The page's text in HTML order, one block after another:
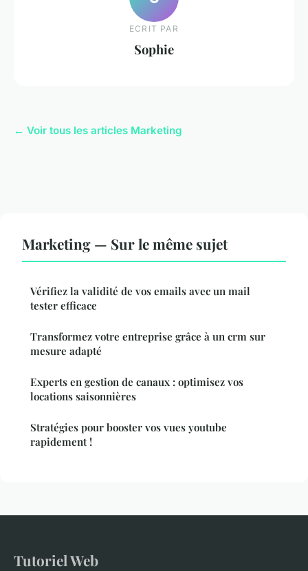
ECRIT PAR
Sophie
← Voir tous les articles Marketing
Marketing — Sur le même sujet
Vérifiez la validité de vos emails avec un mail
tester efficace
Transformez votre entreprise grâce à un crm sur
mesure adapté
Experts en gestion de canaux : optimisez vos
locations saisonnières
Stratégies pour booster vos vues youtube
rapidement !
Tutoriel Web